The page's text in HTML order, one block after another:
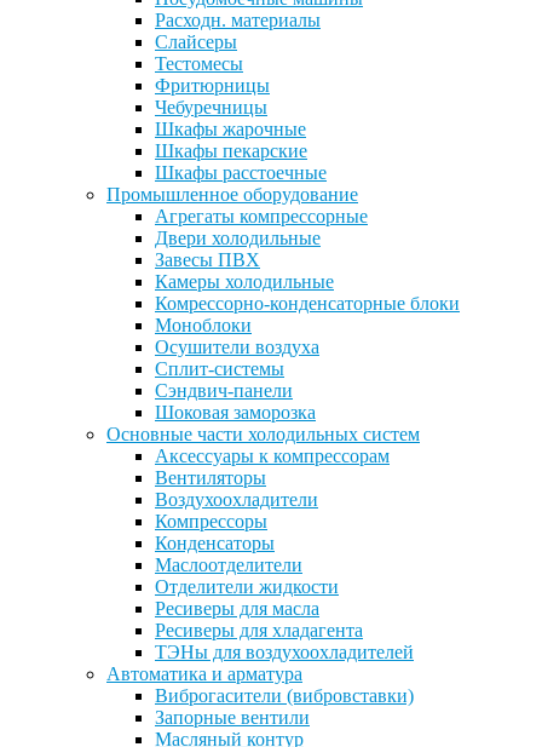
Расходн. материалы
Слайсеры
Тестомесы
Фритюрницы
Чебуречницы
Шкафы жарочные
Шкафы пекарские
Шкафы расстоечные
Промышленное оборудование
Агрегаты компрессорные
Двери холодильные
Завесы ПВХ
Камеры холодильные
Комрессорно-конденсаторные блоки
Моноблоки
Осушители воздуха
Сплит-системы
Сэндвич-панели
Шоковая заморозка
Основные части холодильных систем
Аксессуары к компрессорам
Вентиляторы
Воздухоохладители
Компрессоры
Конденсаторы
Маслоотделители
Отделители жидкости
Ресиверы для масла
Ресиверы для хладагента
ТЭНы для воздухоохладителей
Автоматика и арматура
Виброгасители (вибровставки)
Запорные вентили
Масляный контур